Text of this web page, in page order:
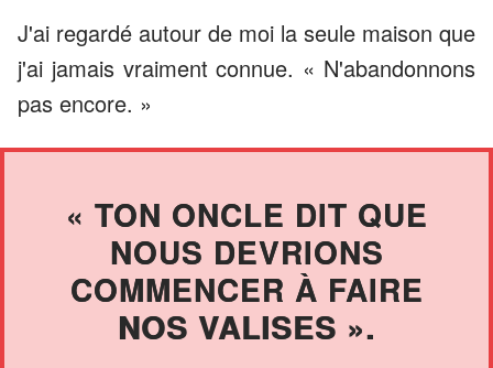
J'ai regardé autour de moi la seule maison que
j'ai jamais vraiment connue. « N'abandonnons
pas encore. »
« TON ONCLE DIT QUE
NOUS DEVRIONS
COMMENCER À FAIRE
NOS VALISES ».